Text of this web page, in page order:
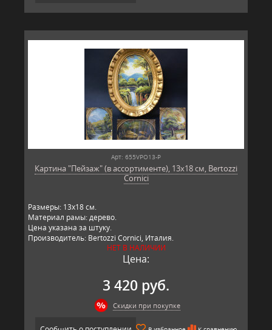
Арт: 655VPO13-P
Картина "Пейзаж" (в ассортименте), 13х18 см, Bertozzi
Cornici
Размеры: 13х18 см.
Материал рамы: дерево.
Цена указана за штуку.
Производитель: Bertozzi Cornici, Италия.
НЕТ В НАЛИЧИИ
Цена:
3 420 руб.
Скидки при покупке